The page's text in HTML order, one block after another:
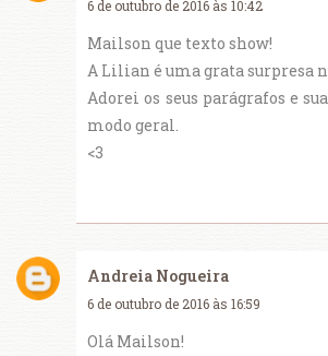
6 de outubro de 2016 às 10:42
Mailson que texto show!
A Lilian é uma grata surpresa
Adorei os seus parágrafos e
modo geral.
<3
Andreia Nogueira
6 de outubro de 2016 às 16:59
Olá Mailson!